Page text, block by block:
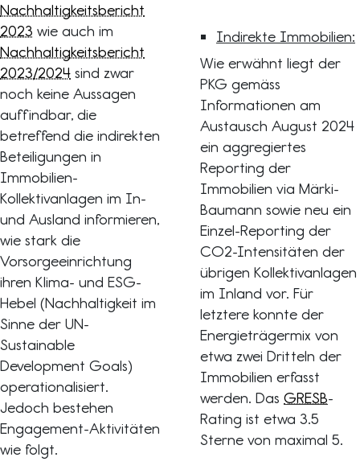
Nachhaltigkeitsbericht
2023 wie auch im
Nachhaltigkeitsbericht
2023/2024 sind zwar
noch keine Aussagen
auffindbar, die
betreffend die indirekten
Beteiligungen in
Immobilien-
Kollektivanlagen im In-
und Ausland informieren,
wie stark die
Vorsorgeeinrichtung
ihren Klima- und ESG-
Hebel (Nachhaltigkeit im
Sinne der UN-
Sustainable
Development Goals)
operationalisiert.
Jedoch bestehen
Engagement-Aktivitäten
wie folgt.
Indirekte Immobilien:
Wie erwähnt liegt der
PKG gemäss
Informationen am
Austausch August 2024
ein aggregiertes
Reporting der
Immobilien via Märki-
Baumann sowie neu ein
Einzel-Reporting der
CO2-Intensitäten der
übrigen Kollektivanlagen
im Inland vor. Für
letztere konnte der
Energieträgermix von
etwa zwei Dritteln der
Immobilien erfasst
werden. Das GRESB-
Rating ist etwa 3.5
Sterne von maximal 5.